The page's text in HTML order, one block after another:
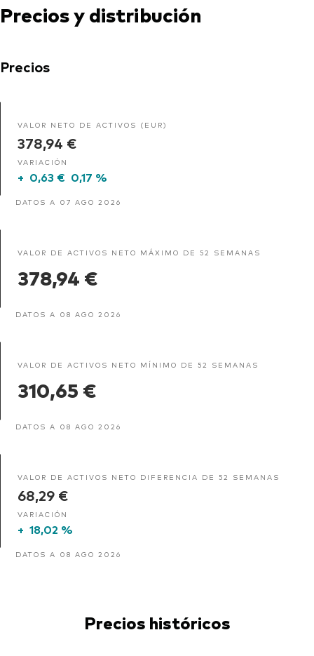
Precios y distribución
Precios
VALOR NETO DE ACTIVOS (EUR)
378,94 €
VARIACIÓN
+ 0,63 € 0,17 %
DATOS A 07 AGO 2026
VALOR DE ACTIVOS NETO MÁXIMO DE 52 SEMANAS
378,94 €
DATOS A 08 AGO 2026
VALOR DE ACTIVOS NETO MÍNIMO DE 52 SEMANAS
310,65 €
DATOS A 08 AGO 2026
VALOR DE ACTIVOS NETO DIFERENCIA DE 52 SEMANAS
68,29 €
VARIACIÓN
+ 18,02 %
DATOS A 08 AGO 2026
Precios históricos